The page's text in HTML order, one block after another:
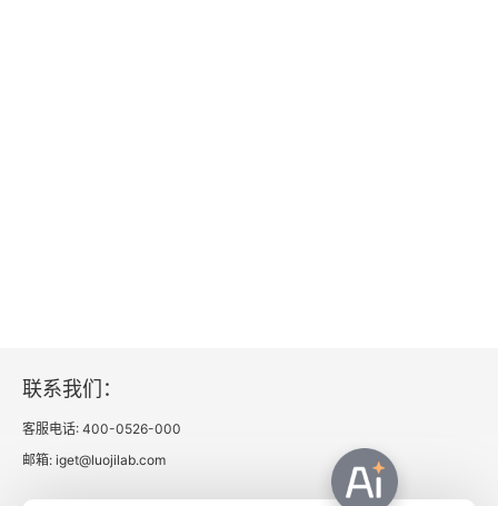
联系我们：
客服电话: 400-0526-000
邮箱: iget@luojilab.com